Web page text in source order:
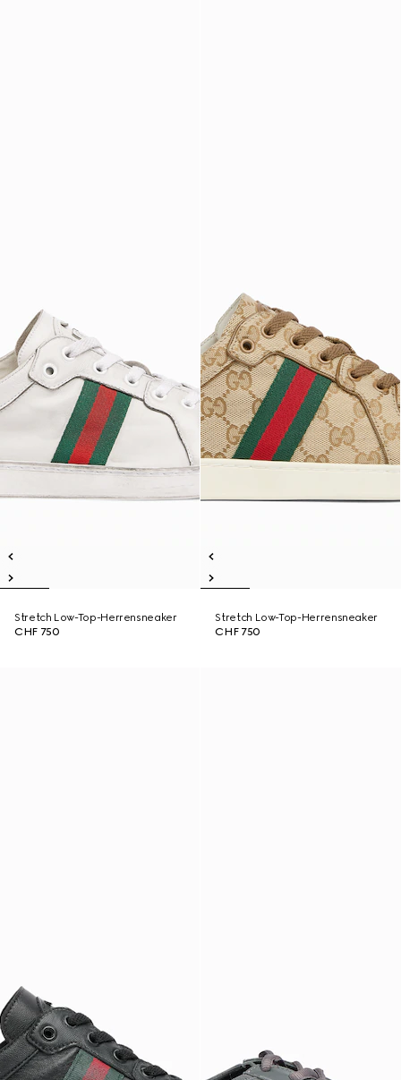
Stretch Low-Top-Herrensneaker
CHF 750
Stretch Low-Top-Herrensneaker
CHF 750